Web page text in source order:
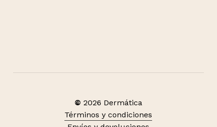
© 2026 Dermática
Términos y condiciones